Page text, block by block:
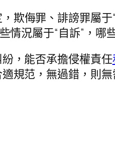
欺侮罪、誹謗罪屬
況屬于“自訴”，哪
，能否承擔侵權責任
規范，無過錯，則